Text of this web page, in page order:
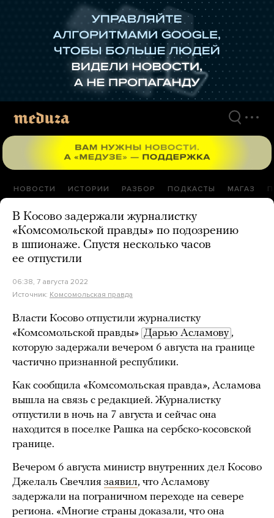
НОВОСТИ ИСТОРИИ РАЗБОР ПОДКАСТЫ МАГАЗ
В Косово задержали журналистку
«Комсомольской правды» по подозрению
в шпионаже. Спустя несколько часов
ее отпустили
06:38, 7 августа 2022
Источник: Комсомольская правда
Власти Косово отпустили журналистку
«Комсомольской правды» Дарью Асламову ,
которую задержали вечером 6 августа на границе
частично признанной республики.
Как сообщила «Комсомольская правда», Асламова
вышла на связь с редакцией. Журналистку
отпустили в ночь на 7 августа и сейчас она
находится в поселке Рашка на сербско-косовской
границе.
Вечером 6 августа министр внутренних дел Косово
Джелаль Свечлия заявил, что Асламову
задержали на пограничном переходе на севере
региона. «Многие страны доказали, что она